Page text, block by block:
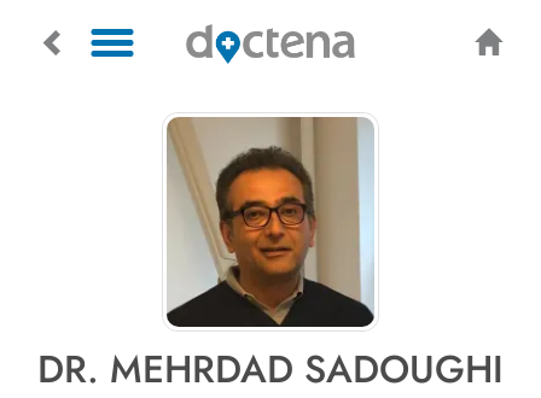
DR. MEHRDAD SADOUGHI